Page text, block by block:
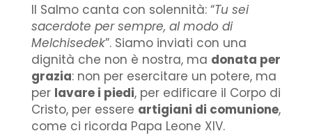
Il Salmo canta con solennità: “Tu sei
sacerdote per sempre, al modo di
Melchisedek”. Siamo inviati con una
dignità che non è nostra, ma donata per
grazia: non per esercitare un potere, ma
per lavare i piedi, per edificare il Corpo di
Cristo, per essere artigiani di comunione,
come ci ricorda Papa Leone XIV.